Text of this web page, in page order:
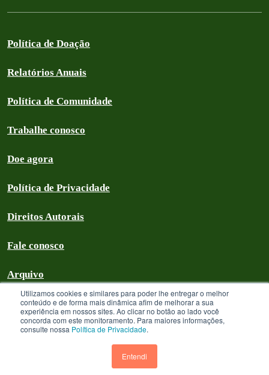
Utilizamos cookies e similares para poder lhe entregar o melhor
conteúdo e de forma mais dinâmica afim de melhorar a sua
experiência em nossos sites. Ao clicar no botão ao lado você
concorda com este monitoramento. Para maiores informações,
consulte nossa Política de Privacidade.
Entendi
Política de Doação
Relatórios Anuais
Política de Comunidade
Trabalhe conosco
Doe agora
Política de Privacidade
Direitos Autorais
Fale conosco
Arquivo
Greenpeace Brasil 2026
sem fins lucrativos que goza de isenção com relação aos tributos federais
devidos sobre suas receitas próprias. A menos que especificado o contrário,
os textos neste site estão licenciados sob uma licença CC-BY International